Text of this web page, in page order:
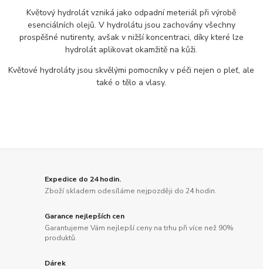
Květový hydrolát vzniká jako odpadní meteriál při výrobě
esenciálních olejů. V hydrolátu jsou zachovány všechny
prospěšné nutirenty, avšak v nižší koncentraci, díky které lze
hydrolát aplikovat okamžitě na kůži.
Květové hydroláty jsou skvělými pomocníky v péči nejen o pleť, ale
také o tělo a vlasy.
Expedice do 24 hodin.
Zboží skladem odesíláme nejpozději do 24 hodin.
Garance nejlepších cen
Garantujeme Vám nejlepší ceny na trhu při více než 90%
produktů.
Dárek